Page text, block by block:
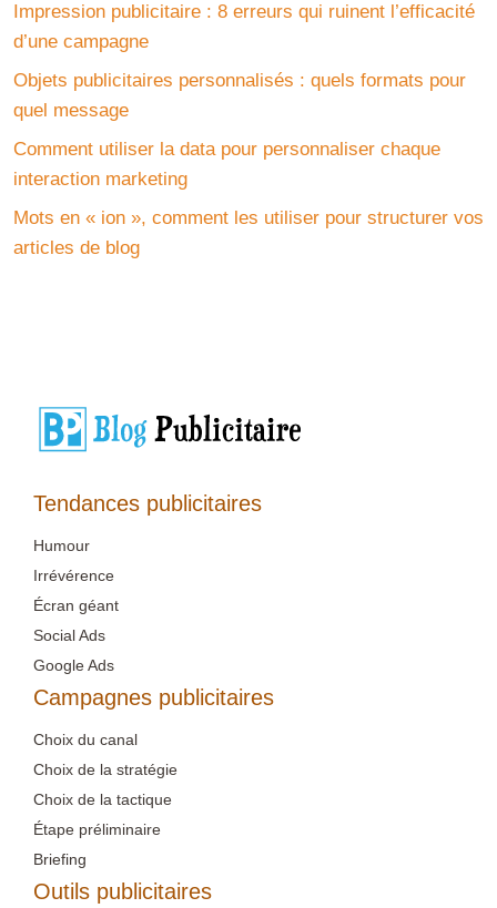
Impression publicitaire : 8 erreurs qui ruinent l’efficacité
d’une campagne
Objets publicitaires personnalisés : quels formats pour
quel message
Comment utiliser la data pour personnaliser chaque
interaction marketing
Mots en « ion », comment les utiliser pour structurer vos
articles de blog
Tendances publicitaires
Humour
Irrévérence
Écran géant
Social Ads
Google Ads
Campagnes publicitaires
Choix du canal
Choix de la stratégie
Choix de la tactique
Étape préliminaire
Briefing
Outils publicitaires